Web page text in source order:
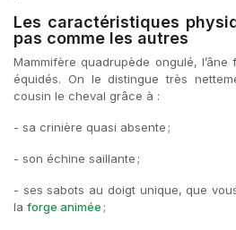
Les caractéristiques
pas comme les autres
Mammifère quadrupède ongulé,
équidés. On le distingue très
cousin le cheval grâce à :
- sa crinière quasi absente ;
- son échine saillante ;
- ses sabots au doigt unique, que
la forge animée;